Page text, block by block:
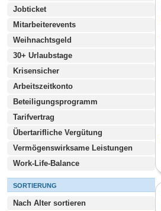
Jobticket
Mitarbeiterevents
Weihnachtsgeld
30+ Urlaubstage
Krisensicher
Arbeitszeitkonto
Beteiligungsprogramm
Tarifvertrag
Übertarifliche Vergütung
Vermögenswirksame Leistungen
Work-Life-Balance
SORTIERUNG
Nach Alter sortieren